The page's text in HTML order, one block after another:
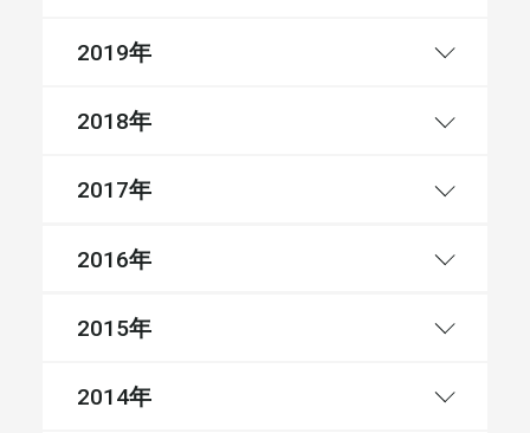
2019年
2018年
2017年
2016年
2015年
2014年